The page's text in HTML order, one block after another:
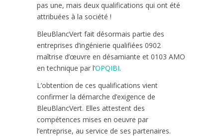
pas une, mais deux qualifications qui ont été
attribuées à la société !
BleuBlancVert fait désormais partie des
entreprises d’ingénierie qualifiées 0902
maîtrise d’œuvre en désamiante et 0103 AMO
en technique par l’OPQIBI.
L’obtention de ces qualifications vient
confirmer la démarche d’exigence de
BleuBlancVert. Elles attestent des
compétences mises en oeuvre par
l’entreprise, au service de ses partenaires.